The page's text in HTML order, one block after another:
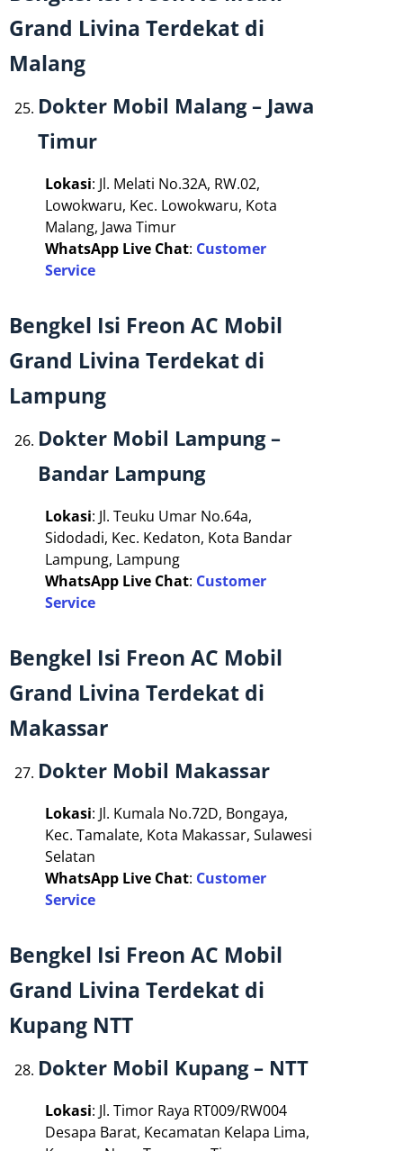
Grand Livina Terdekat di
Malang
Dokter Mobil Malang – Jawa
Timur
Lokasi: Jl. Melati No.32A, RW.02,
Lowokwaru, Kec. Lowokwaru, Kota
Malang, Jawa Timur
WhatsApp Live Chat: Customer
Service
Bengkel Isi Freon AC Mobil
Grand Livina Terdekat di
Lampung
Dokter Mobil Lampung –
Bandar Lampung
Lokasi: Jl. Teuku Umar No.64a,
Sidodadi, Kec. Kedaton, Kota Bandar
Lampung, Lampung
WhatsApp Live Chat: Customer
Service
Bengkel Isi Freon AC Mobil
Grand Livina Terdekat di
Makassar
Dokter Mobil Makassar
Lokasi: Jl. Kumala No.72D, Bongaya,
Kec. Tamalate, Kota Makassar, Sulawesi
Selatan
WhatsApp Live Chat: Customer
Service
Bengkel Isi Freon AC Mobil
Grand Livina Terdekat di
Kupang NTT
Dokter Mobil Kupang – NTT
Lokasi: Jl. Timor Raya RT009/RW004
Desapa Barat, Kecamatan Kelapa Lima,